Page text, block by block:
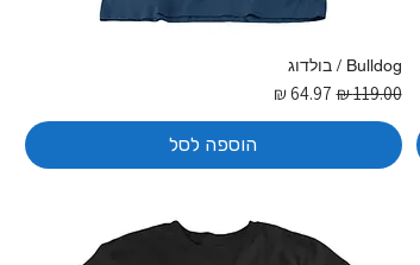
Bulldog / בולדוג
מחיר רגיל‏119.00 ‏₪ מחיר מבצע
הוספה לסל